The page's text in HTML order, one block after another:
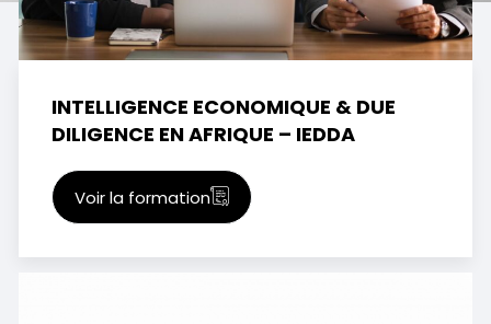
INTELLIGENCE ECONOMIQUE & DUE
DILIGENCE EN AFRIQUE – IEDDA
Voir la formation